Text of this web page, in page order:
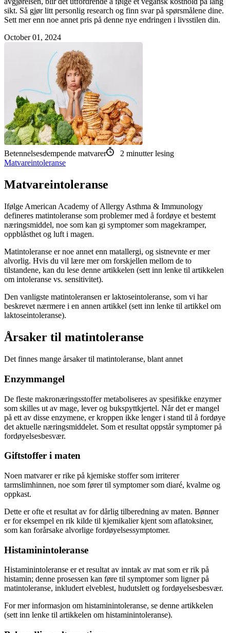
sikt. Så gjør litt personlig research og finn svar på spørsmålene dine.
Sett mer enn noe annet pris på denne nye endringen i livsstilen din.
October 01, 2024
Betennelsesdempende matvarer 2 minutter lesing
Matvareintoleranse
Matvareintoleranse
Ifølge American Academy of Allergy Asthma & Immunology
defineres matintoleranse som problemer med å fordøye et bestemt
næringsmiddel, noe som kan gi symptomer som magekramper,
oppblåsthet og luft i magen.
Matintoleranse er noe annet enn matallergi, og sistnevnte er mer
alvorlig. Hvis du vil lære mer om forskjellen mellom de to
tilstandene, kan du lese denne artikkelen (sett inn lenke til artikkelen
om intoleranse vs. sensitivitet).
Den vanligste matintoleransen er laktoseintoleranse, som vi har
beskrevet nærmere i en annen artikkel (sett inn lenke til artikkel om
laktoseintoleranse).
Årsaker til matintoleranse
Det finnes mange årsaker til matintoleranse, blant annet
Enzymmangel
De fleste makronæringsstoffer metaboliseres av spesifikke enzymer
som skilles ut av mage, lever og bukspyttkjertel. Når det er mangel
på ett av disse enzymene, er kroppen ikke lenger i stand til å fordøye
det aktuelle næringsmiddelet. Som et resultat oppstår symptomer på
fordøyelsesbesvær.
Giftstoffer i maten
Noen matvarer er rike på kjemiske stoffer som irriterer
tarmslimhinnen, noe som fører til symptomer som diaré, kvalme og
oppkast.
Dette er ofte et resultat av for dårlig tilberedning av maten. Bønner
er for eksempel en rik kilde til kjemikalier kjent som aflatoksiner,
som kan forårsake alvorlige fordøyelsessymptomer.
Histaminintoleranse
Histaminintoleranse er et resultat av inntak av mat som er rik på
histamin; denne prosessen kan føre til symptomer som ligner på
matintoleranse, inkludert elveblest, hudutslett og fordøyelsesbesvær.
For mer informasjon om histaminintoleranse, se denne artikkelen
(sett inn lenke til artikkelen om histaminintoleranse).